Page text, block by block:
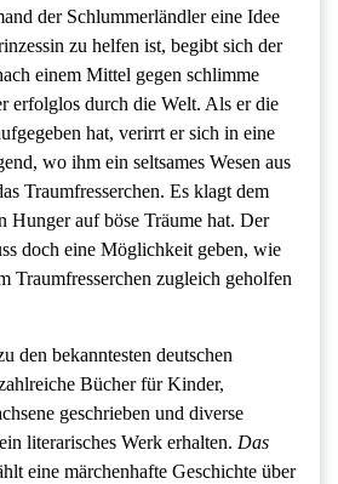
der Schlummerländler eine Idee
zu helfen ist, begibt sich der
einem Mittel gegen schlimme
erfolglos durch die Welt. Als er die
hat, verirrt er sich in eine
wo ihm ein seltsames Wesen aus
Traumfresserchen. Es klagt dem
Hunger auf böse Träume hat. Der
doch eine Möglichkeit geben, wie
Traumfresserchen zugleich geholfen
den bekanntesten deutschen
Bücher für Kinder,
geschrieben und diverse
literarisches Werk erhalten. Das
eine märchenhafte Geschichte über